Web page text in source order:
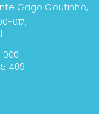
Gago Coutinho,
017,
000
409